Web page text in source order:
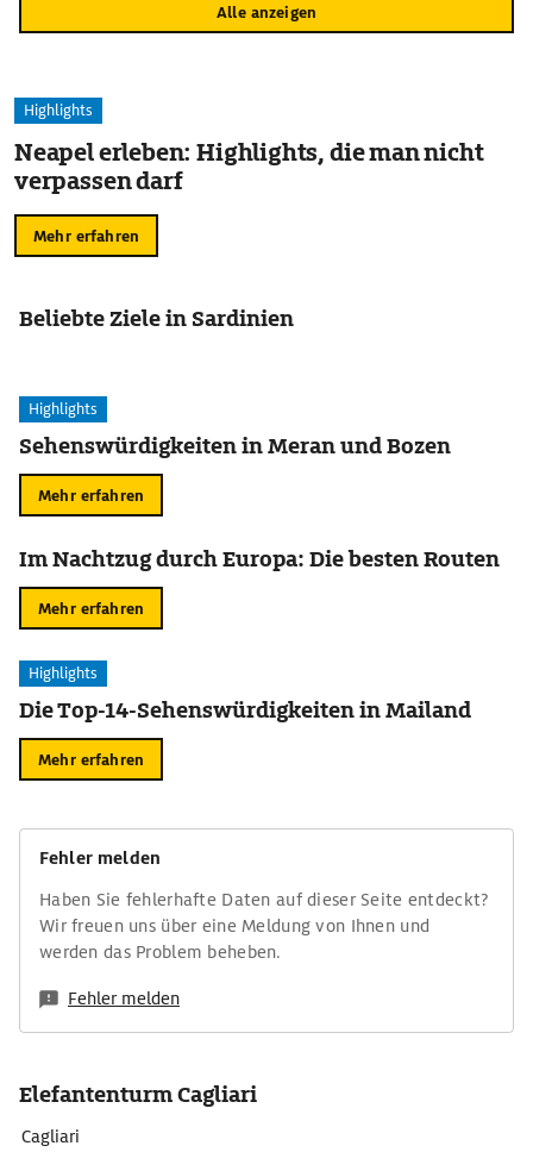
Alle anzeigen
Highlights
Neapel erleben: Highlights, die man nicht
verpassen darf
Mehr erfahren
Beliebte Ziele in Sardinien
Highlights
Sehenswürdigkeiten in Meran und Bozen
Mehr erfahren
Im Nachtzug durch Europa: Die besten Routen
Mehr erfahren
Highlights
Die Top-14-Sehenswürdigkeiten in Mailand
Mehr erfahren
Fehler melden
Haben Sie fehlerhafte Daten auf dieser Seite entdeckt?
Wir freuen uns über eine Meldung von Ihnen und
werden das Problem beheben.
Fehler melden
Elefantenturm Cagliari
Cagliari